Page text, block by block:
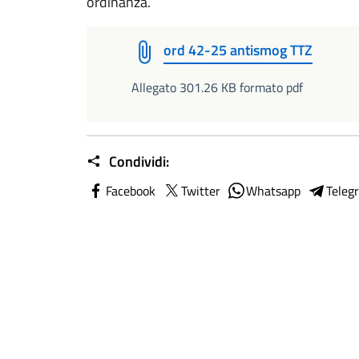
ord 42-25 antismog TTZ
Allegato 301.26 KB formato pdf
Condividi:
Facebook Twitter Whatsapp